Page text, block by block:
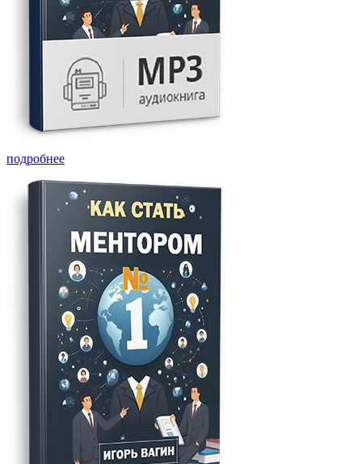
подробнее